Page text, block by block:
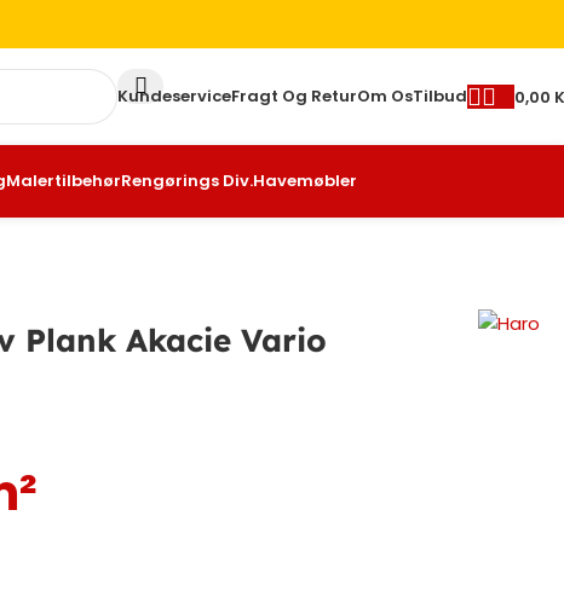
KundeserviceFragt Og ReturOm OsTilbud 0,00
Rengørings Div.Havemøbler
Akacie Vario